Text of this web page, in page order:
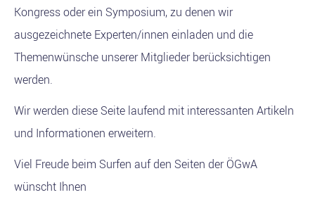
Kongress oder ein Symposium, zu denen wir
ausgezeichnete Experten/innen einladen und die
Themenwünsche unserer Mitglieder berücksichtigen
werden.
Wir werden diese Seite laufend mit interessanten Artikeln
und Informationen erweitern.
Viel Freude beim Surfen auf den Seiten der ÖGwA
wünscht Ihnen